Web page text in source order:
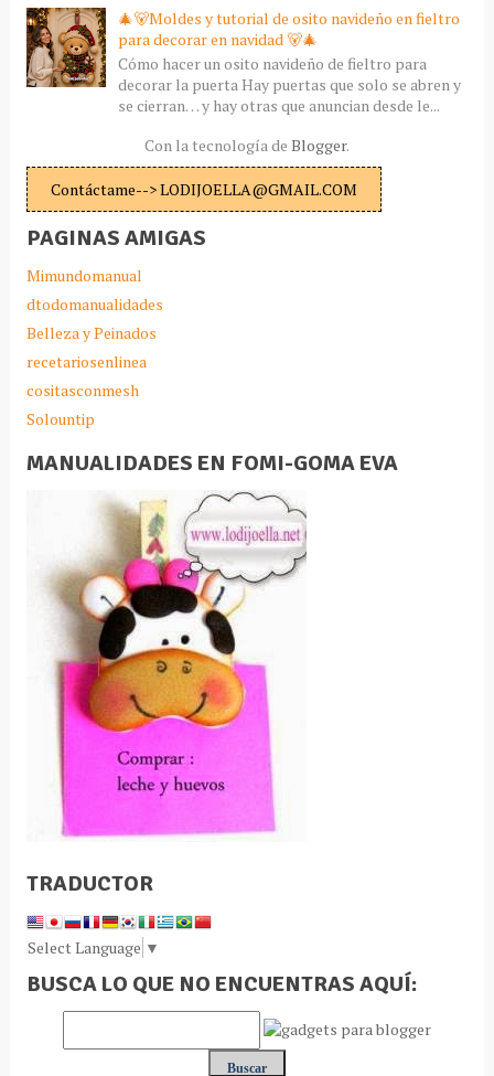
🎄🐻Moldes y tutorial de osito navideño en fieltro
para decorar en navidad 🐻🎄
Cómo hacer un osito navideño de fieltro para
decorar la puerta Hay puertas que solo se abren y
se cierran… y hay otras que anuncian desde le...
Con la tecnología de Blogger.
Contáctame--> LODIJOELLA@GMAIL.COM
PAGINAS AMIGAS
Mimundomanual
dtodomanualidades
Belleza y Peinados
recetariosenlinea
cositasconmesh
Solountip
MANUALIDADES EN FOMI-GOMA EVA
TRADUCTOR
Select Language ▼
BUSCA LO QUE NO ENCUENTRAS AQUÍ: